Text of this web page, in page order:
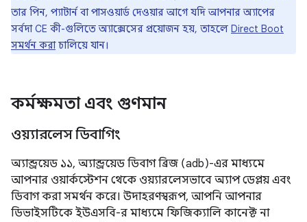
তার পিন, প্যাটার্ন বা পাসওয়ার্ড দেওয়ার আগে যদি আপনার অ্যাপের
সর্বদা CE কী-গুলিতে অ্যাক্সেসের প্রয়োজন হয়, তাহলে Direct Boot
সমর্থন করাচালিয়ে যান।
কর্মক্ষমতা এবং গুণমান
ওয়্যারলেস ডিবাগিং
অ্যান্ড্রয়েড ১১, অ্যান্ড্রয়েড ডিবাগ ব্রিজ (adb)-এর মাধ্যমে
আপনার ওয়ার্কস্টেশন থেকে ওয়্যারলেসভাবে অ্যাপ ডেপ্লয় এবং
ডিবাগ করা সমর্থন করে। উদাহরণস্বরূপ, আপনি আপনার
ডিভাইসটিকে ইউএসবি-র মাধ্যমে ফিজিক্যালি কানেক্ট না